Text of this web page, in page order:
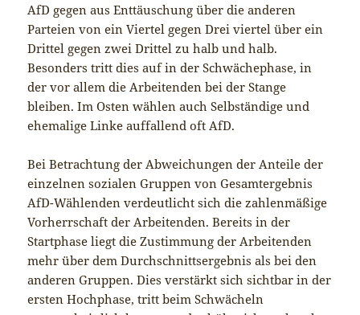
AfD gegen aus Enttäuschung über die anderen
Parteien von ein Viertel gegen Drei viertel über ein
Drittel gegen zwei Drittel zu halb und halb.
Besonders tritt dies auf in der Schwächephase, in
der vor allem die Arbeitenden bei der Stange
bleiben. Im Osten wählen auch Selbständige und
ehemalige Linke auffallend oft AfD.
Bei Betrachtung der Abweichungen der Anteile der
einzelnen sozialen Gruppen von Gesamtergebnis
AfD-Wählenden verdeutlicht sich die zahlenmäßige
Vorherrschaft der Arbeitenden. Bereits in der
Startphase liegt die Zustimmung der Arbeitenden
mehr über dem Durchschnittsergebnis als bei den
anderen Gruppen. Dies verstärkt sich sichtbar in der
ersten Hochphase, tritt beim Schwächeln